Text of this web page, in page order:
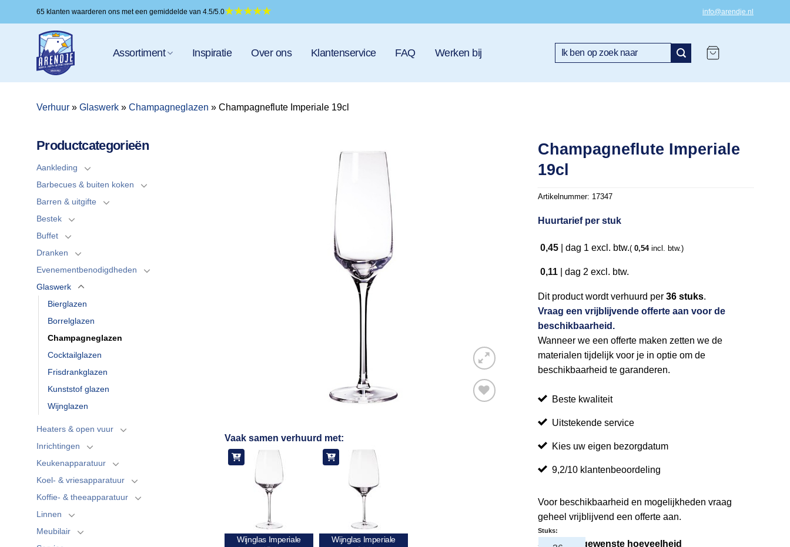
naar
65 klanten waarderen ons met een gemiddelde van 4.5/5.0 info@arendje.nl
Assortiment Inspiratie Over ons Klantenservice FAQ Werken bij
Zoeken
Verhuur » Glaswerk » Champagneglazen » Champagneflute Imperiale 19cl
Productcategorieën
Aankleding
Barbecues & buiten koken
Barren & uitgifte
Bestek
Buffet
Dranken
Evenementbenodigdheden
Glaswerk
Bierglazen
Borrelglazen
Champagneglazen
Cocktailglazen
Frisdrankglazen
Kunststof glazen
Wijnglazen
Heaters & open vuur
Inrichtingen
Keukenapparatuur
Koel- & vriesapparatuur
Koffie- & theeapparatuur
Linnen
Meubilair
Vaak samen verhuurd met:
Wijnglas Imperiale
Wijnglas Imperiale
Champagneflute Imperiale
19cl
Artikelnummer: 17347
Huurtarief per stuk
0,45 |dag 1 excl. btw.( 0,54incl. btw.)
0,11 |dag 2 excl. btw.
Dit product wordt verhuurd per36 stuks.
Vraag een vrijblijvende offerte aan voor de
beschikbaarheid.
Wanneer we een offerte maken zetten we de
materialen tijdelijk voor je in optie om de
beschikbaarheid te garanderen.
Beste kwaliteit
Uitstekende service
Kies uw eigen bezorgdatum
9,2/10 klantenbeoordeling
Voor beschikbaarheid en mogelijkheden vraag
geheel vrijblijvend een offerte aan.
Selecteer gewenste hoeveelheid
Stuks: